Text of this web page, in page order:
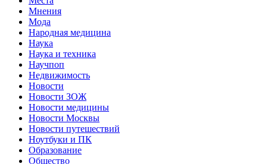
Мнения
Мода
Народная медицина
Наука
Наука и техника
Научпоп
Недвижимость
Новости
Новости ЗОЖ
Новости медицины
Новости Москвы
Новости путешествий
Ноутбуки и ПК
Образование
Общество